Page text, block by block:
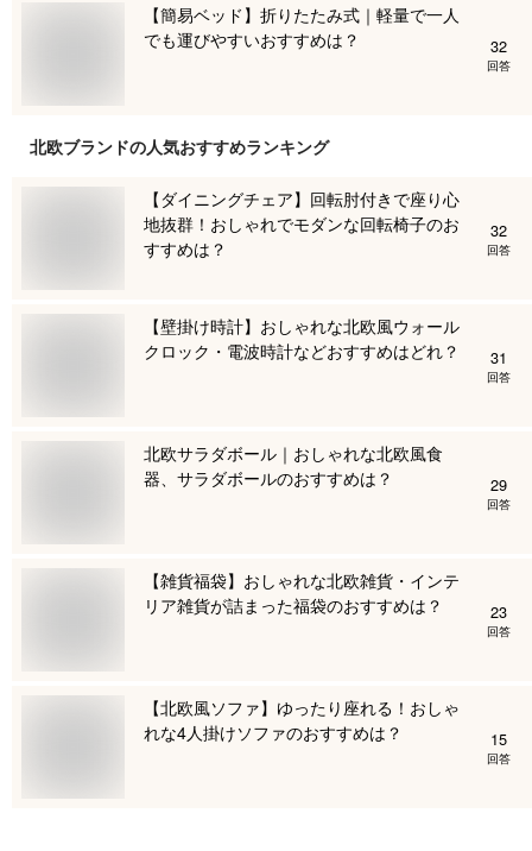
【簡易ベッド】折りたたみ式｜軽量で一人
でも運びやすいおすすめは？
32
回答
北欧ブランドの人気おすすめランキング
【ダイニングチェア】回転肘付きで座り心
地抜群！おしゃれでモダンな回転椅子のお
すすめは？
32
回答
【壁掛け時計】おしゃれな北欧風ウォール
クロック・電波時計などおすすめはどれ？
31
回答
北欧サラダボール｜おしゃれな北欧風食
器、サラダボールのおすすめは？
29
回答
【雑貨福袋】おしゃれな北欧雑貨・インテ
リア雑貨が詰まった福袋のおすすめは？
23
回答
【北欧風ソファ】ゆったり座れる！おしゃ
れな4人掛けソファのおすすめは？
15
回答